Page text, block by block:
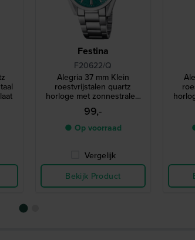
Festina
F20622/Q
Alegria 37 mm Klein
roestvrijstalen quartz
horloge met zonnestralen
wijzerplaat
99,-
● Op voorraad
Vergelijk
Bekijk Product